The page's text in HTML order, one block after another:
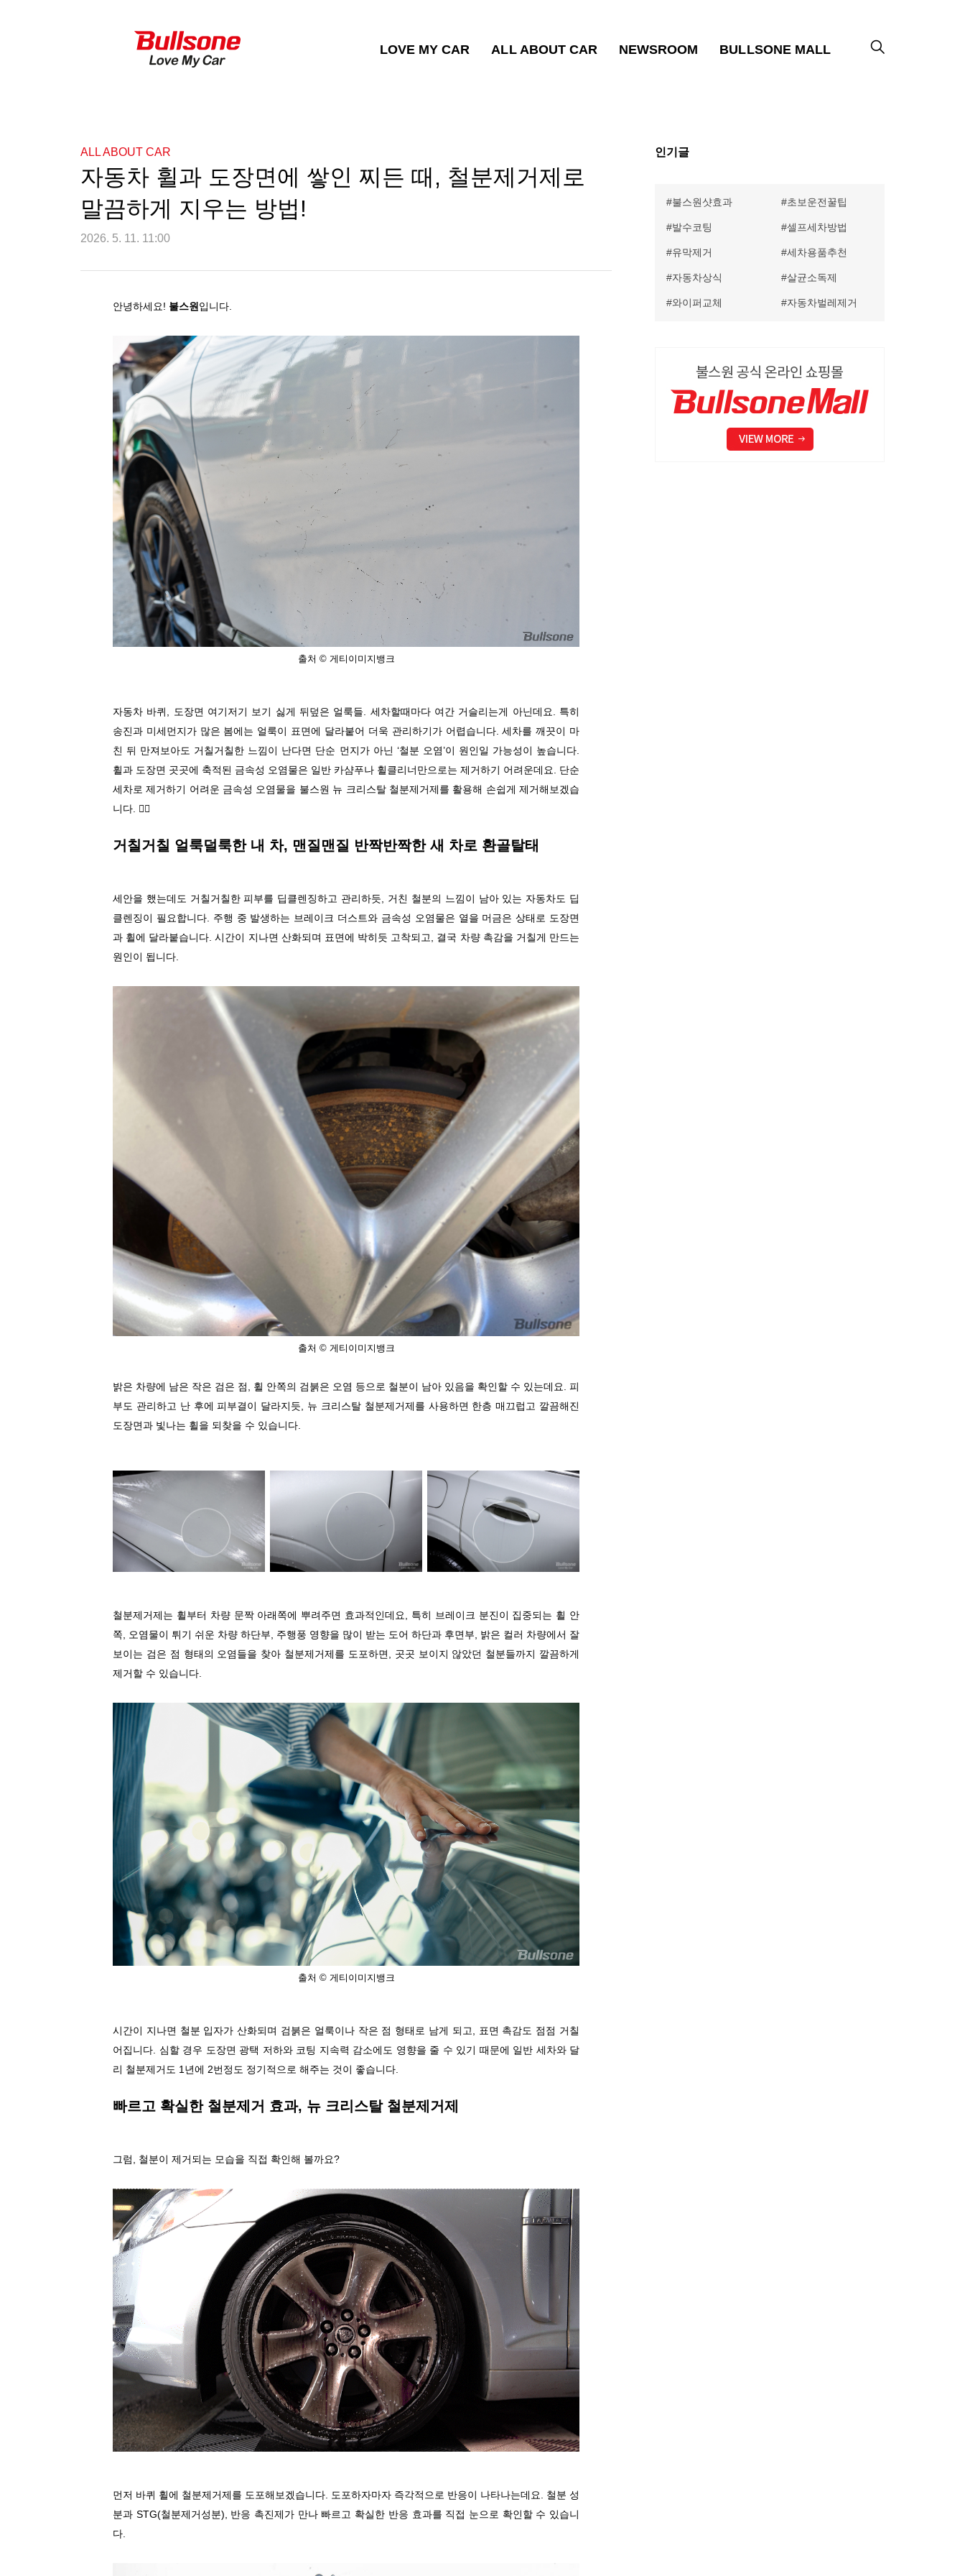
LOVE MY CAR ALL ABOUT CAR NEWSROOM BULLSONE MALL
ALL ABOUT CAR
자동차 휠과 도장면에 쌓인 찌든 때, 철분제거제로
말끔하게 지우는 방법!
2026. 5. 11. 11:00
안녕하세요! 불스원 입니다
출처 © 게티이미지뱅크
자동차 바퀴, 도장면 여기저기 보기 싫게 뒤덮은 얼룩들 세차할때마다 여간 거슬리는게 아닌데요
특히
송진과 미세먼지가 많은 봄에는 얼룩이 표면에 달라붙어 더욱 관리하기가 어렵습니다.세차를 깨끗이 마
친 뒤 만져보아도 거칠거칠한 느낌이 난다면 단순 먼지가 아닌 ‘철분 오염’이 원인일 가능성이 높습니다
휠과 도장면 곳곳에 축적된 금속성 오염물은 일반 카샴푸나 휠클리너만으로는 제거하기 어려운데요
. 단순
세차로 제거하기 어려운 금속성 오염물을 불스원 뉴 크리스탈 철분제거제를 활용해 손쉽게 제거해보겠습
니다 👍🏻
거칠거칠 얼룩덜룩한 내 차, 맨질맨질 반짝반짝한 새 차로 환골탈태
세안을 했는데도 거칠거칠한 피부를 딥클렌징하고 관리하듯
거친 철분의 느낌이 남아 있는 자동차도 딥
클렌징이 필요합니다. 주행 중 발생하는 브레이크 더스트와 금속성 오염물은 열을 머금은 상태로 도장면
과 휠에 달라붙습니다 .시간이 지나면 산화되며 표면에 박히듯 고착되고
결국 차량 촉감을 거칠게 만드는
원인이 됩니다
출처 © 게티이미지뱅크
밝은 차량에 남은 작은 검은 점 휠 안쪽의 검붉은 오염 등으로 철분이 남아 있음을 확인할 수 있는데요
피
부도 관리하고 난 후에 피부결이 달라지듯
뉴 크리스탈 철분제거제를 사용하면 한층 매끄럽고 깔끔해진
도장면과 빛나는 휠을 되찾을 수 있습니다
철분제거제는 휠부터 차량 문짝 아래쪽에 뿌려주면 효과적인데요
특히 브레이크 분진이 집중되는 휠 안
쪽
오염물이 튀기 쉬운 차량 하단부 주행풍 영향을 많이 받는 도어 하단과 후면부
밝은 컬러 차량에서 잘
보이는 검은 점 형태의 오염들을 찾아 철분제거제를 도포하면
곳곳 보이지 않았던 철분들까지 깔끔하게
제거할 수 있습니다
출처 © 게티이미지뱅크
시간이 지나면 철분 입자가 산화되며 검붉은 얼룩이나 작은 점 형태로 남게 되고
표면 촉감도 점점 거칠
어집니다
심할 경우 도장면 광택 저하와 코팅 지속력 감소에도 영향을 줄 수 있기 때문에 일반 세차와 달
리 철분제거도 1 년에 2번정도 정기적으로 해주는 것이 좋습니다
빠르고 확실한 철분제거 효과, 뉴 크리스탈 철분제거제
그럼 철분이 제거되는 모습을 직접 확인해 볼까요?
먼저 바퀴 휠에 철분제거제를 도포해보겠습니다 도포하자마자 즉각적으로 반응이 나타나는데요
철분 성
분과 STG(철분제거성분), 반응 촉진제가 만나 빠르고 확실한 반응 효과를 직접 눈으로 확인할 수 있습니
다
인기글
불스원샷효과 초보운전꿀팁
발수코팅 셀프세차방법
유막제거 세차용품추천
자동차상식 살균소독제
와이퍼교체 자동차벌레제거